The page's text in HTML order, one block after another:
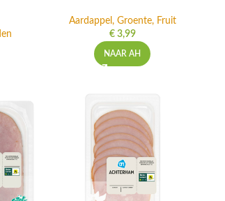
Aardappel, Groente, Fruit
€3,99
NAAR AH